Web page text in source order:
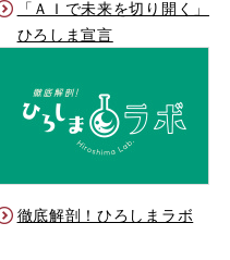
「ＡＩで未来を切り開く」
ひろしま宣言
徹底解剖！ひろしまラボ